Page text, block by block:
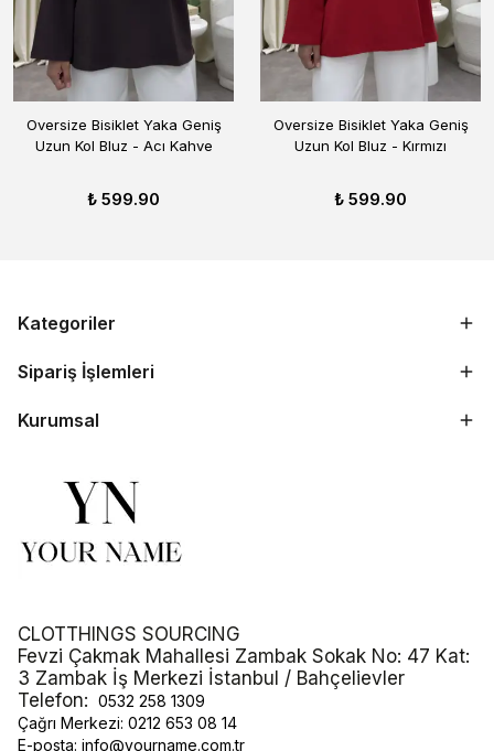
Oversize Bisiklet Yaka Geniş
Uzun Kol Bluz - Acı Kahve
₺ 599.90
Oversize Bisiklet Yaka Geniş
Uzun Kol Bluz - Kırmızı
₺ 599.90
Kategoriler
Sipariş İşlemleri
Kurumsal
CLOTTHINGS SOURCING
Fevzi Çakmak Mahallesi Zambak Sokak No: 47 Kat:
3 Zambak İş Merkezi İstanbul / Bahçelievler
Telefon: 0532 258 1309
Çağrı Merkezi: 0212 653 08 14
E-posta: info@yourname.com.tr